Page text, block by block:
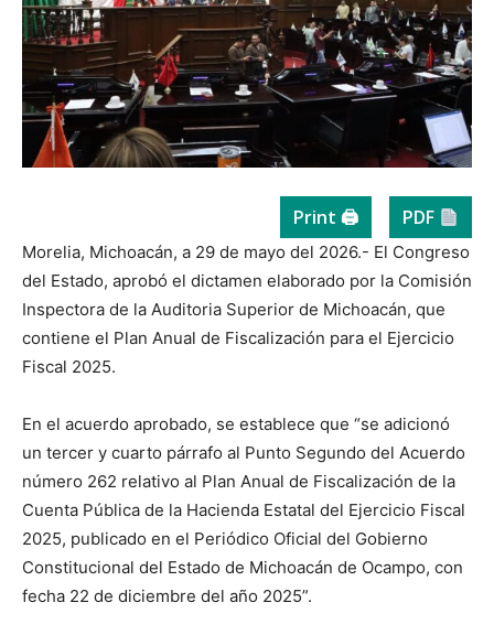
Print 🖨 PDF
Morelia, Michoacán, a 29 de mayo del 2026.- El Congreso
del Estado, aprobó el dictamen elaborado por la Comisión
Inspectora de la Auditoria Superior de Michoacán, que
contiene el Plan Anual de Fiscalización para el Ejercicio
Fiscal 2025.
En el acuerdo aprobado, se establece que “se adicionó
un tercer y cuarto párrafo al Punto Segundo del Acuerdo
número 262 relativo al Plan Anual de Fiscalización de la
Cuenta Pública de la Hacienda Estatal del Ejercicio Fiscal
2025, publicado en el Periódico Oficial del Gobierno
Constitucional del Estado de Michoacán de Ocampo, con
fecha 22 de diciembre del año 2025”.